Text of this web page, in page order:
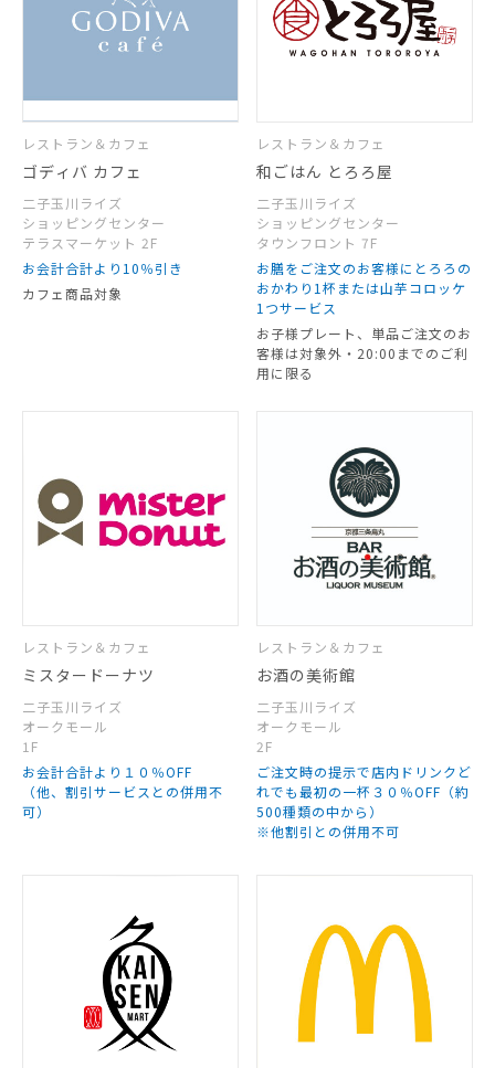
レストラン＆カフェ
ゴディバ カフェ
二子玉川ライズ
ショッピングセンター
テラスマーケット 2F
お会計合計より10％引き
カフェ商品対象
レストラン＆カフェ
和ごはん とろろ屋
二子玉川ライズ
ショッピングセンター
タウンフロント 7F
お膳をご注文のお客様にとろろの
おかわり1杯または山芋コロッケ
1つサービス
お子様プレート、単品ご注文のお
客様は対象外・20:00までのご利
用に限る
レストラン＆カフェ
ミスタードーナツ
二子玉川ライズ
オークモール
1F
お会計合計より１０％OFF
（他、割引サービスとの併用不
可）
レストラン＆カフェ
お酒の美術館
二子玉川ライズ
オークモール
2F
ご注文時の提示で店内ドリンクど
れでも最初の一杯３０％OFF（約
500種類の中から）
※他割引との併用不可